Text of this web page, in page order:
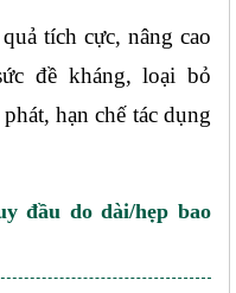
tích cực, nâng cao
đề kháng, loại bỏ
hạn chế tác dụng
đầu do dài/hẹp bao